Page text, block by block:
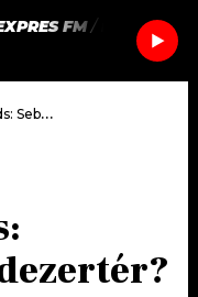
JAK
SEZNAM.CZ
FM/ RITON &
dezertér?